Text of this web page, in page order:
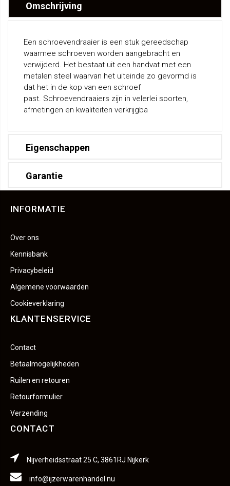
Omschrijving
Een schroevendraaier is een stuk gereedschap
waarmee schroeven worden aangebracht en
verwijderd. Het bestaat uit een handvat met een
metalen steel waarvan het uiteinde zo gevormd is
dat het in de kop van een schroef
past. Schroevendraaiers zijn in velerlei soorten,
afmetingen en kwaliteiten verkrijgba
Eigenschappen
Garantie
INFORMATIE
Over ons
Kennisbank
Privacybeleid
Algemene voorwaarden
Cookieverklaring
KLANTENSERVICE
Contact
Betaalmogelijkheden
Ruilen en retouren
Retourformulier
Verzending
CONTACT
Nijverheidsstraat 25 C, 3861RJ Nijkerk
info@ijzerwarenhandel.nu